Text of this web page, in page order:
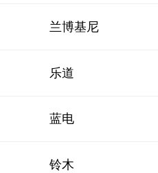
兰博基尼
乐道
蓝电
铃木